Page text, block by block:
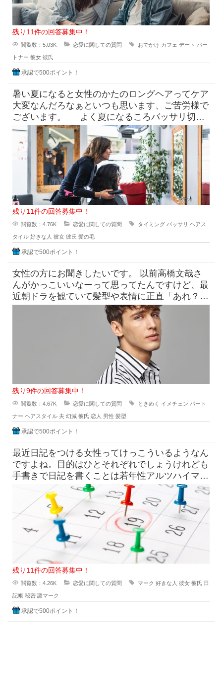
残り11件の回答募集中！
閲覧数：5.03K 恋愛に関しての質問 おでかけ カフェ デート パー
トナー 彼女 彼氏
承認で500ポイント！
暑い夏になると女性のかたのロングヘアってケア
大変なんだろなぁといつも思います、ご苦労様で
ございます。 よく夏になるころバッサリ切っ
たらどうなのよって言っ
残り11件の回答募集中！
閲覧数：4.76K 恋愛に関しての質問 タイミング バッサリ ヘアス
タイル 好きな人 彼女 彼氏 髪の毛
承認で500ポイント！
女性の方にお聞きしたいです。 以前高橋文哉さ
んがかっこいいなーって思ってたんですけど、最
近朝ドラを観ていて髪型や表情に正直「あれ？こ
んなんだっけ？」みたいにな
残り9件の回答募集中！
閲覧数：4.67K 恋愛に関しての質問 ときめく イメチェン パート
ナー ヘアスタイル 夫 幻滅 彼氏 恋人 男性 髪型
承認で500ポイント！
最近日記をつける女性ってけっこういるようなん
ですよね。目的はひとそれぞれでしょうけれども
手書きで日記を書くことは若年性アルツハイマー
にも効果はすこしくらいは貢献
残り11件の回答募集中！
閲覧数：4.26K 恋愛に関しての質問 マーク 好きな人 彼女 彼氏 日
記帳 秘密 謎マーク
承認で500ポイント！